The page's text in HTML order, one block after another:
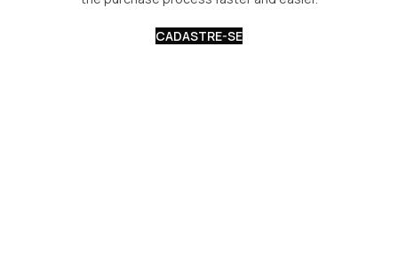
CADASTRE-SE